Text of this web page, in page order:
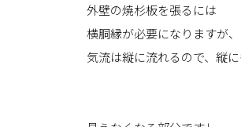
外壁の焼杉板を張るには
横胴縁が必要になりますが、
気流は縦に流れるので、縦